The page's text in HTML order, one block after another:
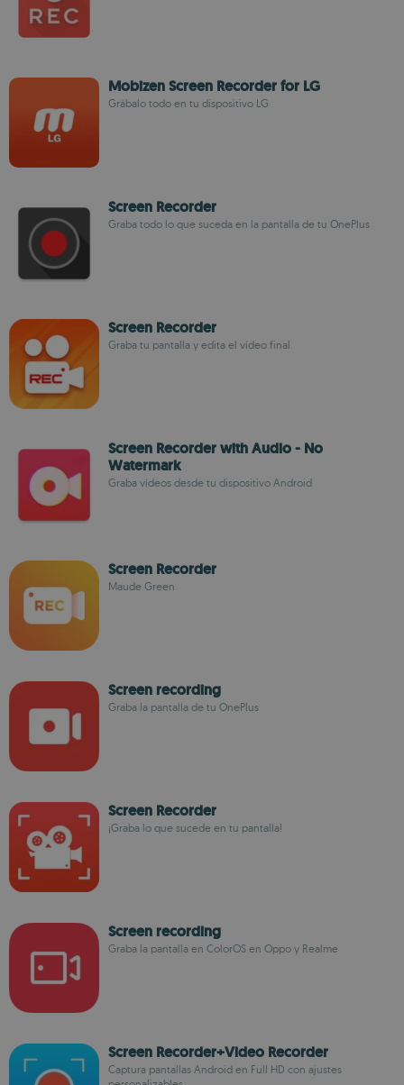
Mobizen Screen Recorder for LG
Grábalo todo en tu dispositivo LG
Screen Recorder
Graba todo lo que suceda en la pantalla de tu OnePlus
Screen Recorder
Graba tu pantalla y edita el vídeo final
Screen Recorder with Audio - No
Watermark
Graba vídeos desde tu dispositivo Android
Screen Recorder
Maude Green
Screen recording
Graba la pantalla de tu OnePlus
Screen Recorder
¡Graba lo que sucede en tu pantalla!
Screen recording
Graba la pantalla en ColorOS en Oppo y Realme
Screen Recorder+Video Recorder
Captura pantallas Android en Full HD con ajustes